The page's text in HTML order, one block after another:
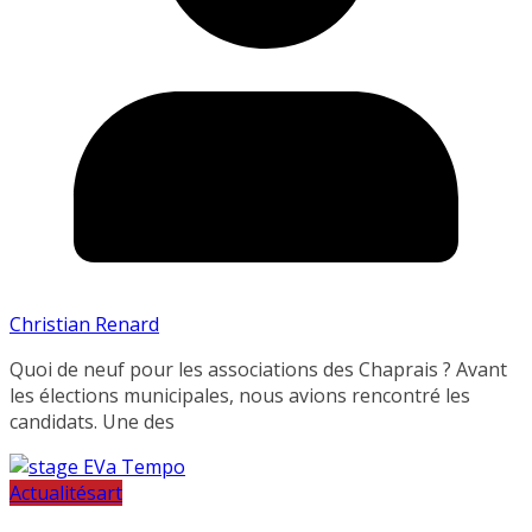
Christian Renard
Quoi de neuf pour les associations des Chaprais ? Avant
les élections municipales, nous avions rencontré les
candidats. Une des
Actualitésart